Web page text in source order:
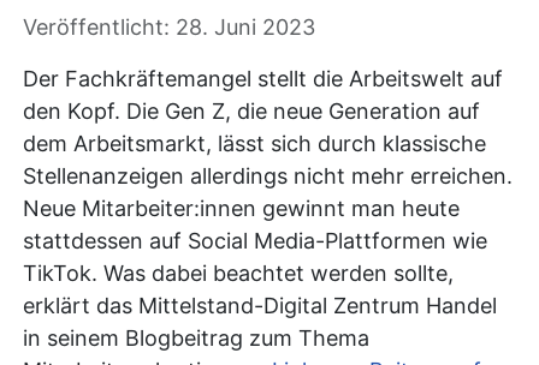
Veröffentlicht: 28. Juni 2023
Der Fachkräftemangel stellt die Arbeitswelt auf
den Kopf. Die Gen Z, die neue Generation auf
dem Arbeitsmarkt, lässt sich durch klassische
Stellenanzeigen allerdings nicht mehr erreichen.
Neue Mitarbeiter:innen gewinnt man heute
stattdessen auf Social Media-Plattformen wie
TikTok. Was dabei beachtet werden sollte,
erklärt das Mittelstand-Digital Zentrum Handel
in seinem Blogbeitrag zum Thema